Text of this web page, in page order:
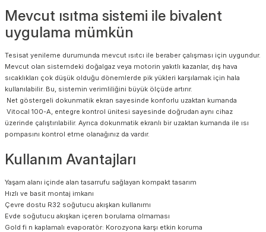
Mevcut ısıtma sistemi ile bivalent
uygulama mümkün
Tesisat yenileme durumunda mevcut ısıtcı ile beraber çalışması için uygundur.
Mevcut olan sistemdeki doğalgaz veya motorin yakıtlı kazanlar, dış hava
sıcaklıkları çok düşük olduğu dönemlerde pik yükleri karşılamak için hala
kullanılabilir. Bu, sistemin verimliliğini büyük ölçüde artırır.
Net göstergeli dokunmatik ekran sayesinde konforlu uzaktan kumanda
Vitocal 100-A, entegre kontrol ünitesi sayesinde doğrudan aynı cihaz
üzerinde çalıştırılabilir. Ayrıca dokunmatik ekranlı bir uzaktan kumanda ile ısı
pompasını kontrol etme olanağınız da vardır.
Kullanım Avantajları
Yaşam alanı içinde alan tasarrufu sağlayan kompakt tasarım
Hızlı ve basit montaj imkanı
Çevre dostu R32 soğutucu akışkan kullanımı
Evde soğutucu akışkan içeren borulama olmaması
Gold fi n kaplamalı evaporatör: Korozyona karşı etkin koruma